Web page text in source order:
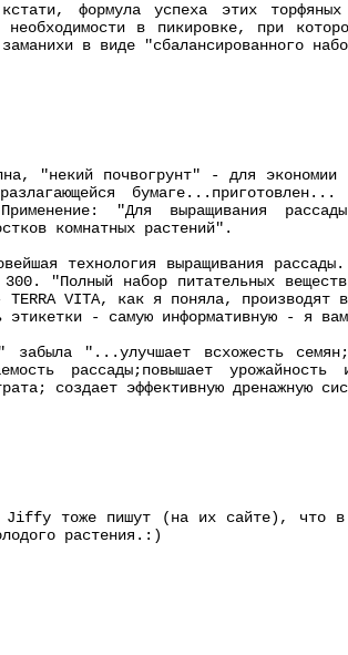
формула успеха этих
в пикировке, при
в виде "сбалансированного
"некий почвогрунт" - для
"Для выращивания
комнатных растений".
технология выращивания
"Полный набор питательных
VITA, как я поняла, производят
этикетки - самую информативную - я
забыла "...улучшает всхожесть
рассады;повышает
создает эффективную дренажную
тоже пишут (на их сайте), что в
растения.:)